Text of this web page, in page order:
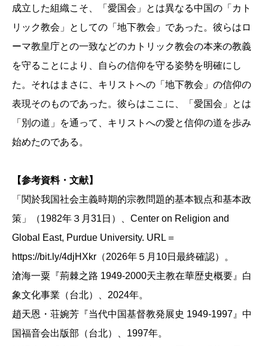
成立した組織こそ、「愛国会」とは異なる中国の「カト
リック教会」としての「地下教会」であった。彼らはロ
ーマ教皇庁との一致などのカトリック教会の本来の教義
を守ることにより、自らの信仰を守る姿勢を明確にし
た。それはまさに、キリストへの「地下教会」の信仰の
表現そのものであった。彼らはここに、「愛国会」とは
「別の道」を通って、キリストへの愛と信仰の道を歩み
始めたのである。
【参考資料・文献】
「関於我国社会主義時期的宗教問題的基本観点和基本政
策」（1982年３月31日）、Center on Religion and
Global East, Purdue University. URL＝
https://bit.ly/4djHXkr（2026年５月10日最終確認）。
滄海一粟『荊棘之路 1949-2000天主教在華歴史概要』白
象文化事業（台北）、2024年。
趙天恩・荘婉芳『当代中国基督教発展史 1949-1997』中
国福音会出版部（台北）、1997年。